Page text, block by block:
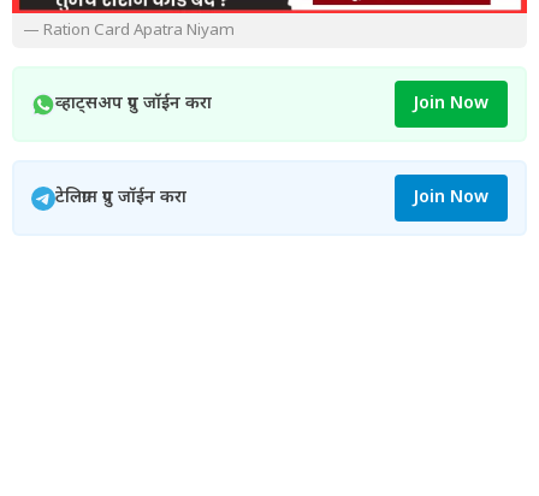
— Ration Card Apatra Niyam
व्हाट्सअप ग्रुप जॉईन करा Join Now
टेलिग्राम ग्रुप जॉईन करा Join Now